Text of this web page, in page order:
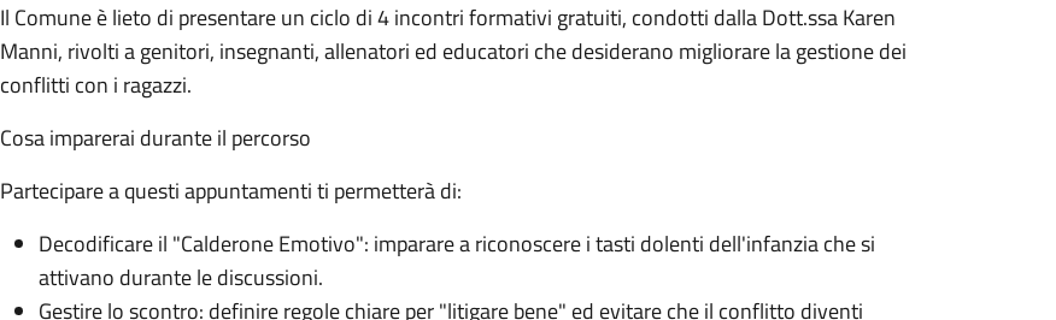
Il Comune è lieto di presentare un ciclo di 4 incontri formativi gratuiti, condotti dalla Dott.ssa Karen
Manni, rivolti a genitori, insegnanti, allenatori ed educatori che desiderano migliorare la gestione dei
conflitti con i ragazzi.
Cosa imparerai durante il percorso
Partecipare a questi appuntamenti ti permetterà di:
Decodificare il "Calderone Emotivo": imparare a riconoscere i tasti dolenti dell'infanzia che si
attivano durante le discussioni.
Gestire lo scontro: definire regole chiare per "litigare bene" ed evitare che il conflitto diventi